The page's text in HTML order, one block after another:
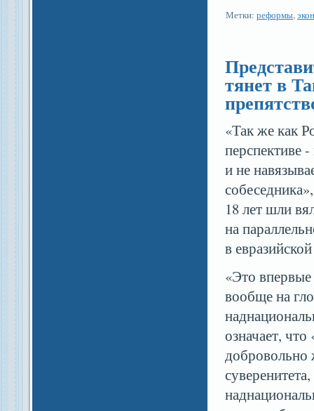
Метки: реформы,
тянет в
«Так же как
перспективе
и не
18 лет шли
на
в
«Это впервые
вообще на
означает,
добровольно